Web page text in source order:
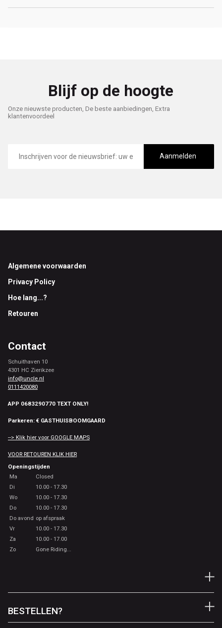
Blijf op de hoogte
Onze nieuwste producten, De beste aanbiedingen, Extra
klantenvoordeel
mailadres
Aanmelden
Footer
Algemene voorwaarden
Privacy Policy
Hoe lang...?
Retouren
Contact
Schuithaven 10
4301 HC Zierikzee
info@uncle.nl
0111420080
APP 0683290770 TEXT ONLY!
Parkeren: € GASTHUISBOOMGAARD
--> Klik hier voor GOOGLE MAPS
VOOR RETOUREN KLIK HIER
Openingstijden
Ma
Closed
Di
10.00 - 17.30
Wo
10.00 - 17.30
Do
10.00 - 17.30
Do avond op afspraak
Vr
10.00 - 17.30
Za
10.00 - 17.00
Zo
Gone Riding...
BESTELLEN?